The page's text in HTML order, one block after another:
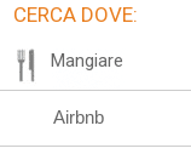
CERCA DOVE:
Mangiare
Airbnb